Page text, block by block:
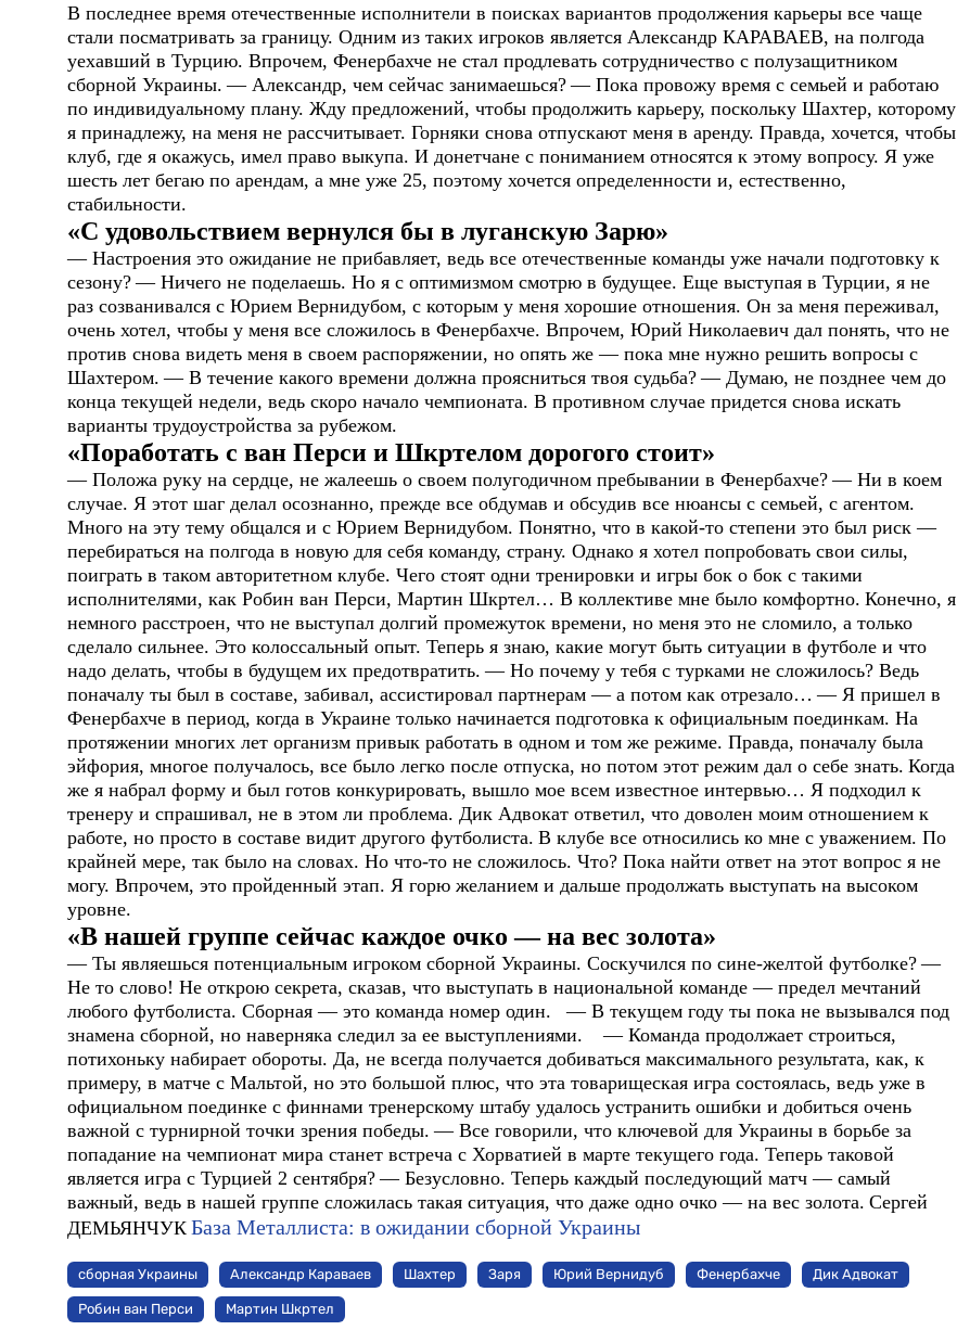
В последнее время отечественные исполнители в поисках вариантов продолжения карьеры все чаще
стали посматривать за границу. Одним из таких игроков является Александр КАРАВАЕВ, на полгода
уехавший в Турцию. Впрочем, Фенербахче не стал продлевать сотрудничество с полузащитником
сборной Украины. — Александр, чем сейчас занимаешься? — Пока провожу время с семьей и работаю
по индивидуальному плану. Жду предложений, чтобы продолжить карьеру, поскольку Шахтер, которому
я принадлежу, на меня не рассчитывает. Горняки снова отпускают меня в аренду. Правда, хочется, чтобы
клуб, где я окажусь, имел право выкупа. И донетчане с пониманием относятся к этому вопросу. Я уже
шесть лет бегаю по арендам, а мне уже 25, поэтому хочется определенности и, естественно,
стабильности.
«С удовольствием вернулся бы в луганскую Зарю»
— Настроения это ожидание не прибавляет, ведь все отечественные команды уже начали подготовку к
сезону? — Ничего не поделаешь. Но я с оптимизмом смотрю в будущее. Еще выступая в Турции, я не
раз созванивался с Юрием Вернидубом, с которым у меня хорошие отношения. Он за меня переживал,
очень хотел, чтобы у меня все сложилось в Фенербахче. Впрочем, Юрий Николаевич дал понять, что не
против снова видеть меня в своем распоряжении, но опять же — пока мне нужно решить вопросы с
Шахтером. — В течение какого времени должна проясниться твоя судьба? — Думаю, не позднее чем до
конца текущей недели, ведь скоро начало чемпионата. В противном случае придется снова искать
варианты трудоустройства за рубежом.
«Поработать с ван Перси и Шкртелом дорогого стоит»
— Положа руку на сердце, не жалеешь о своем полугодичном пребывании в Фенербахче? — Ни в коем
случае. Я этот шаг делал осознанно, прежде все обдумав и обсудив все нюансы с семьей, с агентом.
Много на эту тему общался и с Юрием Вернидубом. Понятно, что в какой-то степени это был риск —
перебираться на полгода в новую для себя команду, страну. Однако я хотел попробовать свои силы,
поиграть в таком авторитетном клубе. Чего стоят одни тренировки и игры бок о бок с такими
исполнителями, как Робин ван Перси, Мартин Шкртел… В коллективе мне было комфортно. Конечно, я
немного расстроен, что не выступал долгий промежуток времени, но меня это не сломило, а только
сделало сильнее. Это колоссальный опыт. Теперь я знаю, какие могут быть ситуации в футболе и что
надо делать, чтобы в будущем их предотвратить. — Но почему у тебя с турками не сложилось? Ведь
поначалу ты был в составе, забивал, ассистировал партнерам—а потом как отрезало… — Я пришел в
Фенербахче в период, когда в Украине только начинается подготовка к официальным поединкам. На
протяжении многих лет организм привык работать в одном и том же режиме. Правда, поначалу была
эйфория, многое получалось, все было легко после отпуска, но потом этот режим дал о себе знать. Когда
же я набрал форму и был готов конкурировать, вышло мое всем известное интервью… Я подходил к
тренеру и спрашивал, не в этом ли проблема. Дик Адвокат ответил, что доволен моим отношением к
работе, но просто в составе видит другого футболиста. В клубе все относились ко мне с уважением. По
крайней мере, так было на словах. Но что-то не сложилось. Что? Пока найти ответ на этот вопрос я не
могу. Впрочем, это пройденный этап. Я горю желанием и дальше продолжать выступать на высоком
уровне.
«В нашей группе сейчас каждое очко — на вес золота»
— Ты являешься потенциальным игроком сборной Украины. Соскучился по сине-желтой футболке? —
Не то слово! Не открою секрета, сказав, что выступать в национальной команде — предел мечтаний
любого футболиста. Сборная — это команда номер один.
— В текущем году ты пока не вызывался под
знамена сборной, но наверняка следил за ее выступлениями.
— Команда продолжает строиться,
потихоньку набирает обороты. Да, не всегда получается добиваться максимального результата, как, к
примеру, в матче с Мальтой, но это большой плюс, что эта товарищеская игра состоялась, ведь уже в
официальном поединке с финнами тренерскому штабу удалось устранить ошибки и добиться очень
важной с турнирной точки зрения победы. — Все говорили, что ключевой для Украины в борьбе за
попадание на чемпионат мира станет встреча с Хорватией в марте текущего года. Теперь таковой
является игра с Турцией 2 сентября? — Безусловно. Теперь каждый последующий матч — самый
важный, ведь в нашей группе сложилась такая ситуация, что даже одно очко — на вес золота. Сергей
ДЕМЬЯНЧУК База Металлиста: в ожидании сборной Украины
сборная Украины Александр Караваев Шахтер Заря Юрий Вернидуб Фенербахче Дик Адвокат
Робин ван Перси Мартин Шкртел